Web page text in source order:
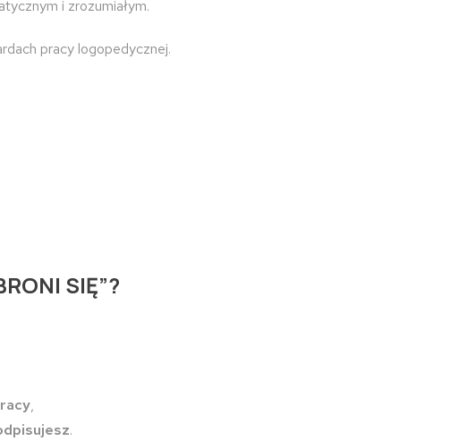
i zrozumiałym.
pracy logopedycznej.
SIĘ”?
,
.